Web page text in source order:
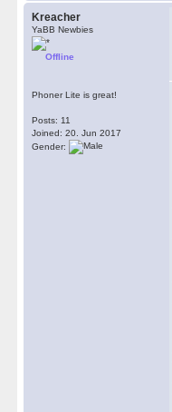
Kreacher
YaBB Newbies
Offline
Phoner Lite is great!
Posts: 11
Joined: 20. Jun 2017
Gender: